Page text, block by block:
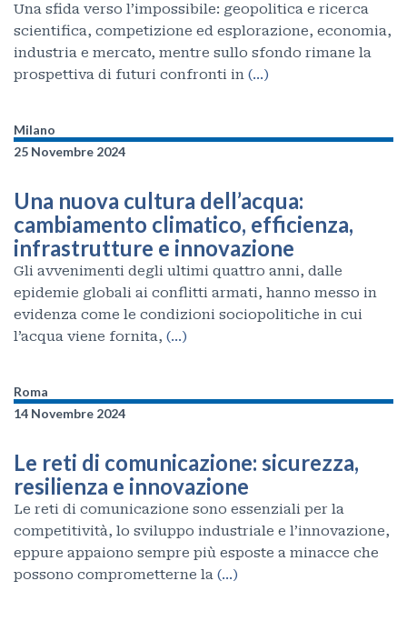
Una sfida verso l’impossibile: geopolitica e ricerca
scientifica, competizione ed esplorazione, economia,
industria e mercato, mentre sullo sfondo rimane la
prospettiva di futuri confronti in (…)
Milano
25 Novembre 2024
Una nuova cultura dell’acqua:
cambiamento climatico, efficienza,
infrastrutture e innovazione
Gli avvenimenti degli ultimi quattro anni, dalle
epidemie globali ai conflitti armati, hanno messo in
evidenza come le condizioni sociopolitiche in cui
l’acqua viene fornita, (…)
Roma
14 Novembre 2024
Le reti di comunicazione: sicurezza,
resilienza e innovazione
Le reti di comunicazione sono essenziali per la
competitività, lo sviluppo industriale e l’innovazione,
eppure appaiono sempre più esposte a minacce che
possono comprometterne la (…)